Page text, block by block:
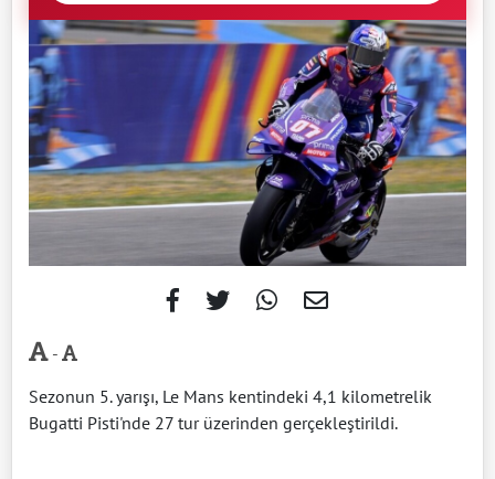
-
Sezonun 5. yarışı, Le Mans kentindeki 4,1 kilometrelik
Bugatti Pisti'nde 27 tur üzerinden gerçekleştirildi.